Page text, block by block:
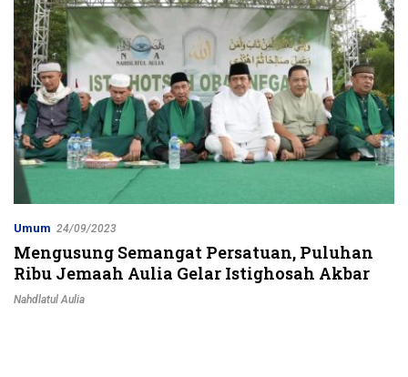
Umum 24/09/2023
Mengusung Semangat Persatuan, Puluhan
Ribu Jemaah Aulia Gelar Istighosah Akbar
Nahdlatul Aulia